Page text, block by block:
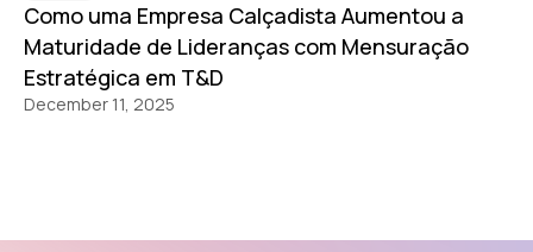
Como uma Empresa Calçadista Aumentou a
Maturidade de Lideranças com Mensuração
Estratégica em T&D
December 11, 2025